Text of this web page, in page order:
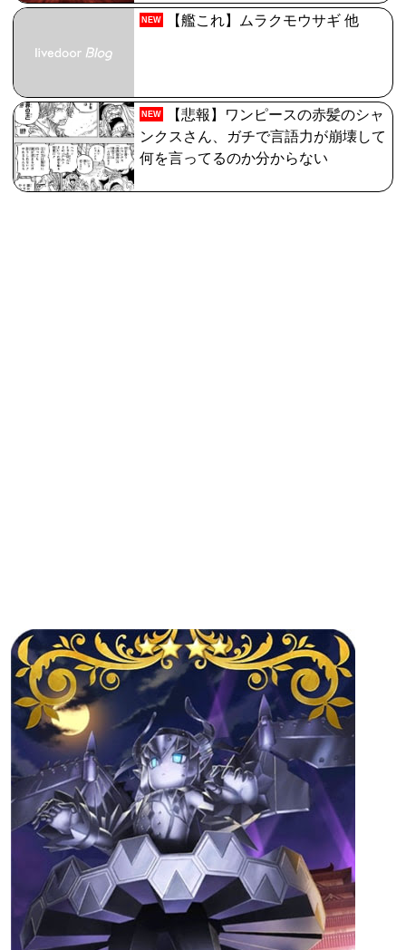
NEW 【艦これ】ムラクモウサギ 他
NEW
【悲報】ワンピースの赤髪のシャ
ンクスさん、ガチで言語力が崩壊して
何を言ってるのか分からない